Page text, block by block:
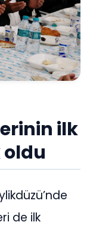
ilk
de ilk